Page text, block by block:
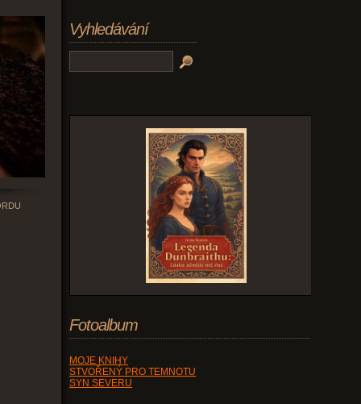
Vyhledávání
Fotoalbum
MOJE KNIHY
STVOŘENÝ PRO TEMNOTU
SYN SEVERU